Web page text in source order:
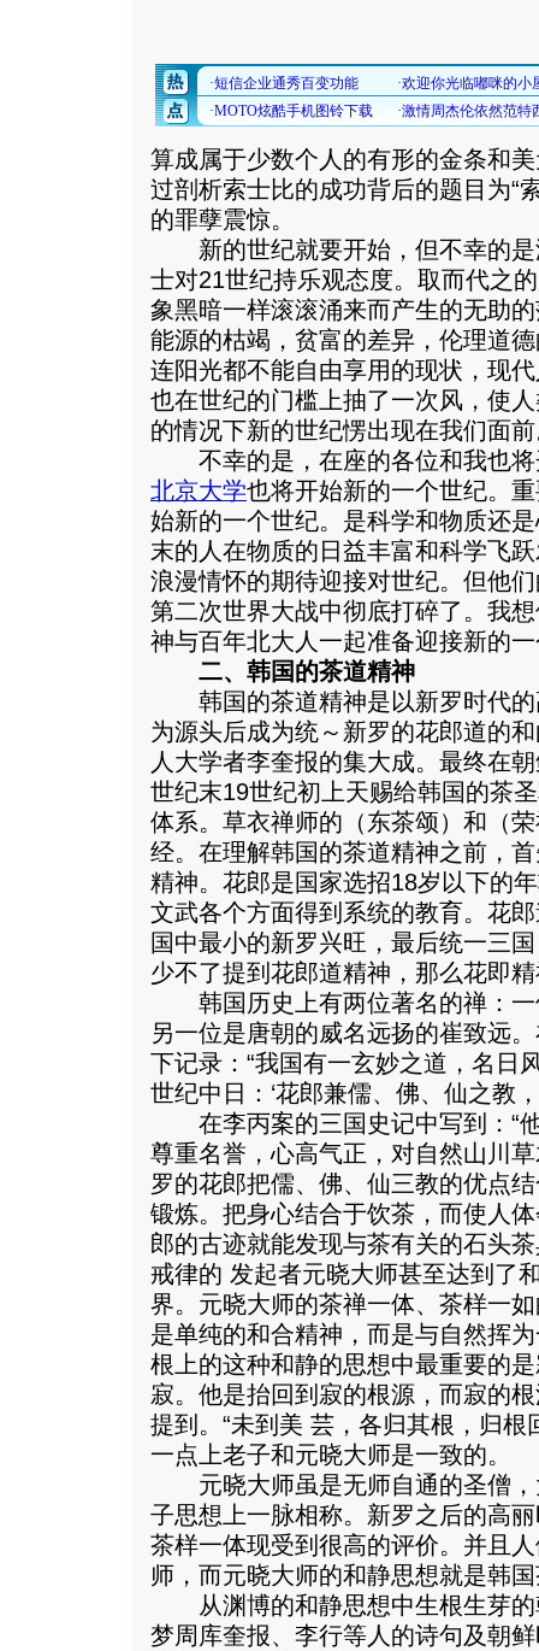
算成属于少数个人的有形的金条和
过剖析索士比的成功背后的题目为“
的罪孽震惊。
新的世纪就要开始，但不幸的是
士对21世纪持乐观态度。取而代之
象黑暗一样滚滚涌来而产生的无助
能源的枯竭，贫富的差异，伦理道
连阳光都不能自由享用的现状，现
也在世纪的门槛上抽了一次风，使
的情况下新的世纪愣出现在我们面
不幸的是，在座的各位和我也将
北京大学也将开始新的一个世纪。
始新的一个世纪。是科学和物质还
末的人在物质的日益丰富和科学飞
浪漫情怀的期待迎接对世纪。但他
第二次世界大战中彻底打碎了。我
神与百年北大人一起准备迎接新的
二、韩国的茶道精神
韩国的茶道精神是以新罗时代的
为源头后成为统～新罗的花郎道的
人大学者李奎报的集大成。最终在
世纪末19世纪初上天赐给韩国的茶
体系。草衣禅师的（东茶颂）和（
经。在理解韩国的茶道精神之前，
精神。花郎是国家选招18岁以下的
文武各个方面得到系统的教育。花
国中最小的新罗兴旺，最后统一三
少不了提到花郎道精神，那么花即
韩国历史上有两位著名的禅：一
另一位是唐朝的威名远扬的崔致远
下记录：“我国有一玄妙之道，名日
世纪中日：‘花郎兼儒、佛、仙之教
在李丙案的三国史记中写到：“
尊重名誉，心高气正，对自然山川
罗的花郎把儒、佛、仙三教的优点
锻炼。把身心结合于饮茶，而使人
郎的古迹就能发现与茶有关的石头
戒律的 发起者元晓大师甚至达到了
界。元晓大师的茶禅一体、茶样一
是单纯的和合精神，而是与自然挥
根上的这种和静的思想中最重要的
寂。他是抬回到寂的根源，而寂的
提到。“未到美 芸，各归其根，归根
一点上老子和元晓大师是一致的。
元晓大师虽是无师自通的圣僧，
子思想上一脉相称。新罗之后的高
茶样一体现受到很高的评价。并且
师，而元晓大师的和静思想就是韩
从渊博的和静思想中生根生芽的
梦周库奎报、李行等人的诗句及朝